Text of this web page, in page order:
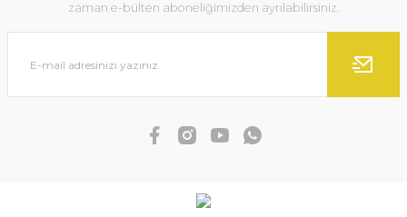
zaman e-bülten aboneliğimizden ayrılabilirsiniz.